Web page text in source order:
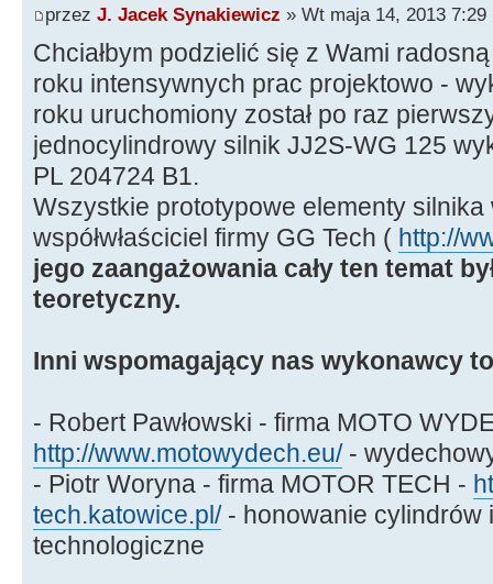
przez J. Jacek Synakiewicz » Wt maja 14, 2013 7:29
Chciałbym podzielić się z Wami
roku intensywnych prac projektowo -
roku uruchomiony został po raz
jednocylindrowy silnik JJ2S-WG 125
PL 204724 B1.
Wszystkie prototypowe elementy silnika
współwłaściciel firmy GG Tech ( http://
jego zaangażowania cały ten temat
teoretyczny.
Inni wspomagający nas wykonawcy
- Robert Pawłowski - firma MOTO
http://www.motowydech.eu/-
- Piotr Woryna - firma MOTOR TECH -
tech.katowice.pl/- honowanie cylindrów
technologiczne